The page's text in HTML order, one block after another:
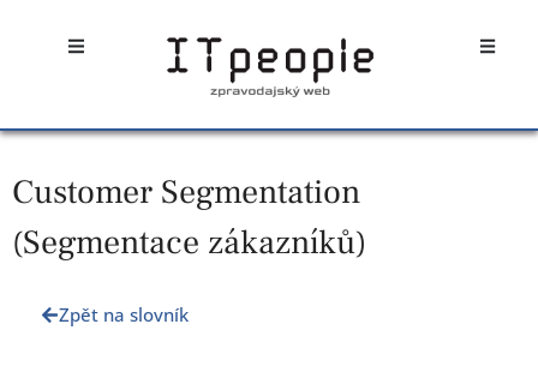
Open Open
Customer Segmentation
(Segmentace zákazníků)
Zpět na slovník